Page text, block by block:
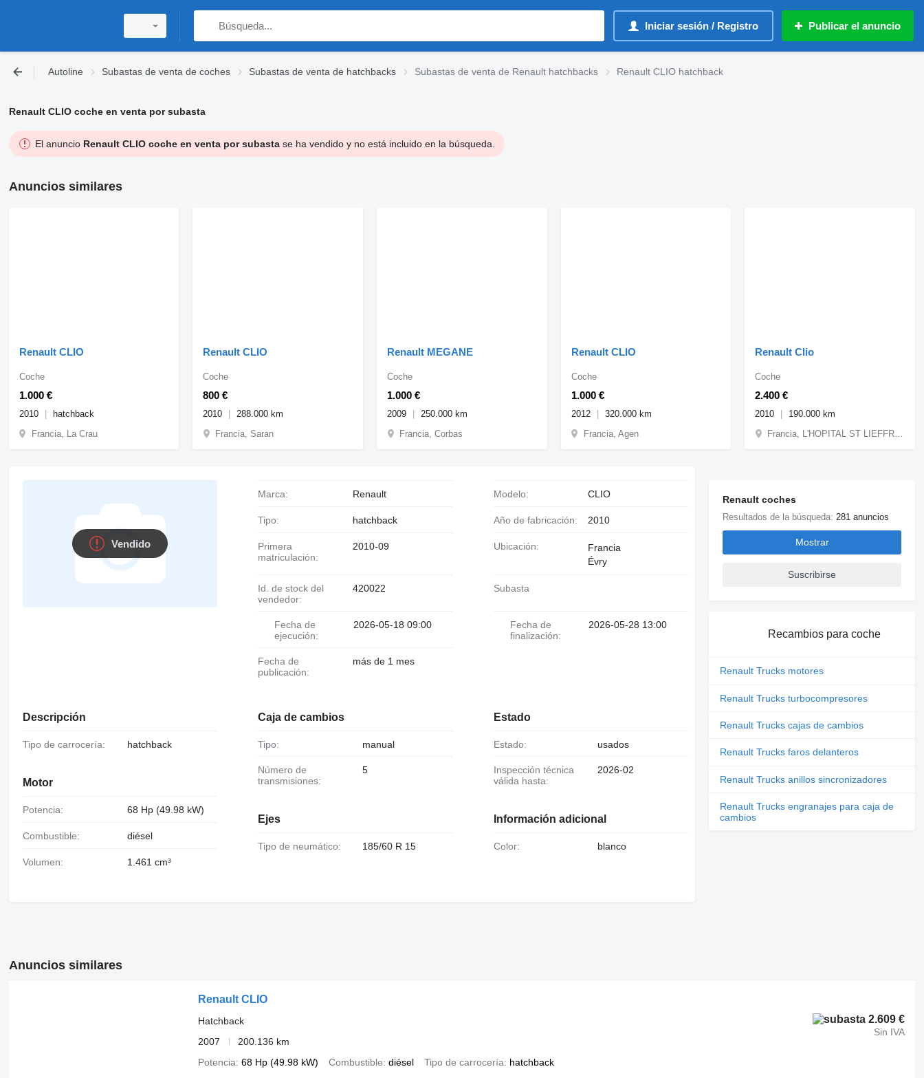
Iniciar sesión / Registro Publicar el anuncio
Autoline Subastas de venta de coches Subastas de venta de hatchbacks Subastas de venta de Renault hatchbacks Renault CLIO hatchback
Renault CLIO coche en venta por subasta
El anuncio Renault CLIO coche en venta por subastase ha vendido y no está incluido en la búsqueda.
Anuncios similares
Renault CLIO
1.000 €
Coche
2010
hatchback
Francia, La Crau
Renault CLIO
800 €
Coche
2010
288.000 km
Francia, Saran
Renault MEGANE
1.000 €
Coche
2009
250.000 km
Francia, Corbas
Renault CLIO
1.000 €
Coche
2012
320.000 km
Francia, Agen
Renault Clio
2.400 €
Coche
2010
190.000 km
Vendido
Marca: Renault Modelo: CLIO
Tipo: hatchback Año de fabricación: 2010
Primera
matriculación:
2010-09 Ubicación:
Francia
Évry
Id. de stock del
vendedor:
420022 Subasta
Fecha de
ejecución:
2026-05-18 09:00
Fecha de
finalización:
2026-05-28 13:00
Fecha de
publicación:
más de 1 mes
Descripción
Tipo de carrocería: hatchback
Motor
Potencia: 68 Hp (49.98 kW)
Combustible: diésel
Volumen: 1.461 cm³
Caja de cambios
Tipo: manual
Número de
transmisiones:
5
Ejes
Tipo de neumático: 185/60 R 15
Estado
Estado: usados
Inspección técnica
válida hasta:
2026-02
Información adicional
Color: blanco
Renault coches
Resultados de la búsqueda: 281 anuncios
Mostrar
Suscribirse
Recambios para coche
Renault Trucks motores
Renault Trucks turbocompresores
Renault Trucks cajas de cambios
Renault Trucks faros delanteros
Renault Trucks anillos sincronizadores
Renault Trucks engranajes para caja de
cambios
Anuncios similares
Renault CLIO
2.609 €
Sin IVA
Hatchback
2007
200.136 km
Potencia 68 Hp (49.98 kW) Combustible diésel Tipo de carrocería hatchback